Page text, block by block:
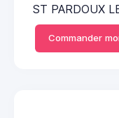
ST PARDOUX
Commander